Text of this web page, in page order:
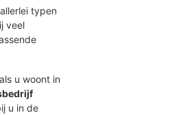
typen
veel
u woont in
u in de